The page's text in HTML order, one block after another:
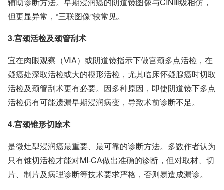
但更显异常，“三联图像”较常见。
3.宫颈活检及颈管刮术
宜在肉眼观察（ⅥA）或阴道镜指示下做宫颈多点活检，在
疑癌处深取活检或大的楔形活检，尤其临床怀疑腺癌时切取
活检及颈管刮术更有必要。因多种原因，即使阴道镜下多点
活检仍有可能遗漏早期浸润病变，导致术前诊断不足。
4.宫颈锥形切除术
是微灶型浸润癌最重要、最可靠的诊断方法。多数作者认为
只有锥切活检才能对MI-CA做出准确的诊断，但对取材、切
片、制片及病理诊断等技术要求严格，否则易造成漏诊。